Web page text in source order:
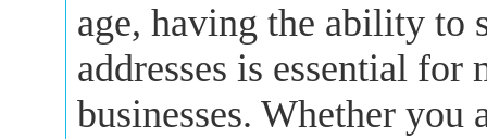
age, having the ability to
addresses is essential
businesses. Whether you